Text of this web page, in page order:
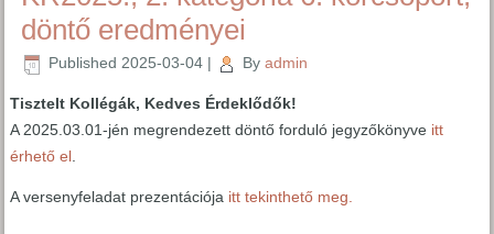
döntő eredményei
Published 2025-03-04 | By admin
Tisztelt Kollégák, Kedves Érdeklődők!
A 2025.03.01-jén megrendezett döntő forduló jegyzőkönyve itt
érhető el
A versenyfeladat prezentációja itt tekinthető meg.